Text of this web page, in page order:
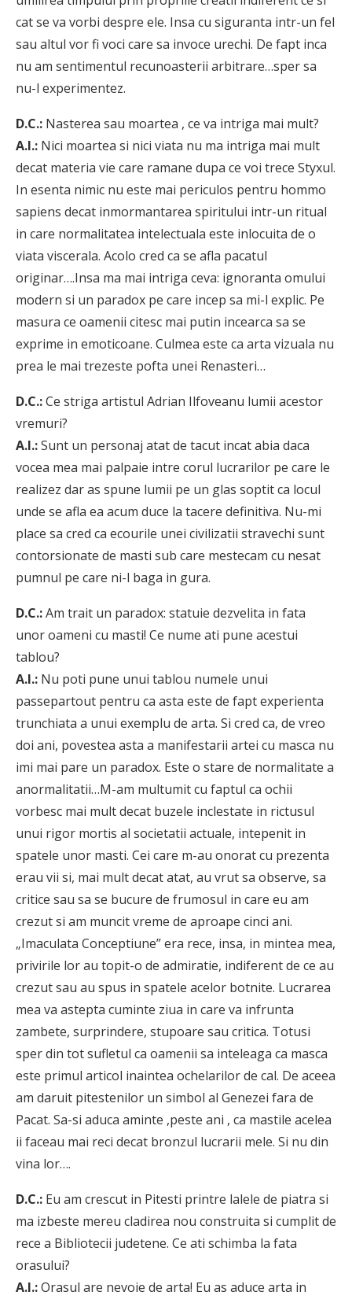
cat se va vorbi despre ele. Insa cu siguranta intr-un fel
sau altul vor fi voci care sa invoce urechi. De fapt inca
nu am sentimentul recunoasterii arbitrare…sper sa
nu-l experimentez.
D.C.: Nasterea sau moartea , ce va intriga mai mult?
A.I.: Nici moartea si nici viata nu ma intriga mai mult
decat materia vie care ramane dupa ce voi trece Styxul.
In esenta nimic nu este mai periculos pentru hommo
sapiens decat inmormantarea spiritului intr-un ritual
in care normalitatea intelectuala este inlocuita de o
viata viscerala. Acolo cred ca se afla pacatul
originar….Insa ma mai intriga ceva: ignoranta omului
modern si un paradox pe care incep sa mi-l explic. Pe
masura ce oamenii citesc mai putin incearca sa se
exprime in emoticoane. Culmea este ca arta vizuala nu
prea le mai trezeste pofta unei Renasteri…
D.C.:Ce striga artistul Adrian Ilfoveanu lumii acestor
vremuri?
A.I.:Sunt un personaj atat de tacut incat abia daca
vocea mea mai palpaie intre corul lucrarilor pe care le
realizez dar as spune lumii pe un glas soptit ca locul
unde se afla ea acum duce la tacere definitiva. Nu-mi
place sa cred ca ecourile unei civilizatii stravechi sunt
contorsionate de masti sub care mestecam cu nesat
pumnul pe care ni-l baga in gura.
D.C.:Am trait un paradox: statuie dezvelita in fata
unor oameni cu masti! Ce nume ati pune acestui
tablou?
A.I.: Nu poti pune unui tablou numele unui
passepartout pentru ca asta este de fapt experienta
trunchiata a unui exemplu de arta. Si cred ca, de vreo
doi ani, povestea asta a manifestarii artei cu masca nu
imi mai pare un paradox. Este o stare de normalitate a
anormalitatii…M-am multumit cu faptul ca ochii
vorbesc mai mult decat buzele inclestate in rictusul
unui rigor mortis al societatii actuale, intepenit in
spatele unor masti. Cei care m-au onorat cu prezenta
erau vii si, mai mult decat atat, au vrut sa observe, sa
critice sau sa se bucure de frumosul in care eu am
crezut si am muncit vreme de aproape cinci ani.
„Imaculata Conceptiune” era rece, insa, in mintea mea,
privirile lor au topit-o de admiratie, indiferent de ce au
crezut sau au spus in spatele acelor botnite. Lucrarea
mea va astepta cuminte ziua in care va infrunta
zambete, surprindere, stupoare sau critica. Totusi
sper din tot sufletul ca oamenii sa inteleaga ca masca
este primul articol inaintea ochelarilor de cal. De aceea
am daruit pitestenilor un simbol al Genezei fara de
Pacat. Sa-si aduca aminte ,peste ani , ca mastile acelea
ii faceau mai reci decat bronzul lucrarii mele. Si nu din
vina lor….
D.C.: Eu am crescut in Pitesti printre lalele de piatra si
ma izbeste mereu cladirea nou construita si cumplit de
rece a Bibliotecii judetene. Ce ati schimba la fata
orasului?
A.I.:Orasul are nevoie de arta! Eu as aduce arta in